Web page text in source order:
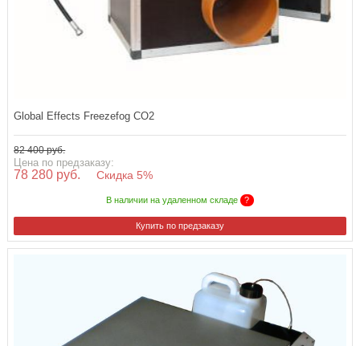
Global Effects Freezefog CO2
82 400 руб.
Цена по предзаказу:
78 280 руб. Скидка 5%
В наличии на удаленном складе ?
Купить по предзаказу